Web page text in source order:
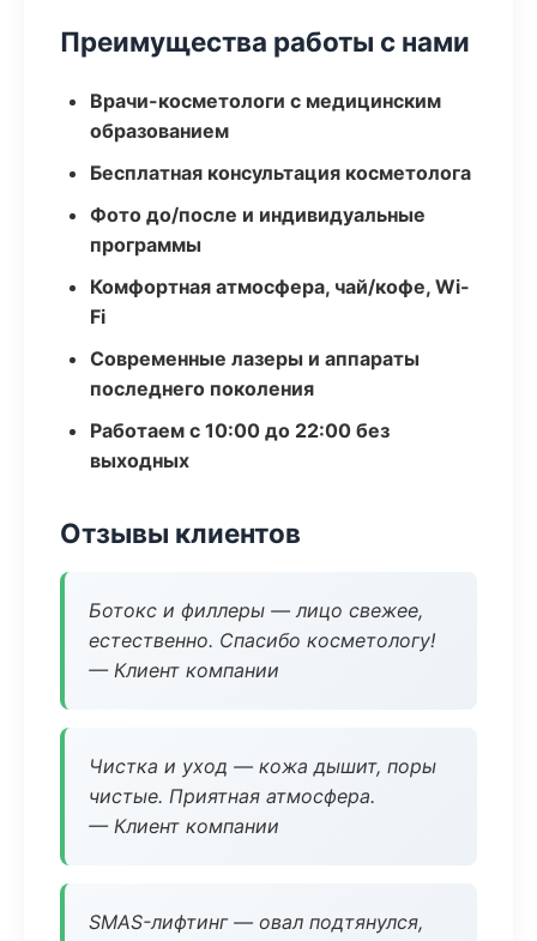
Преимущества работы с нами
Врачи-косметологи с медицинским
образованием
Бесплатная консультация косметолога
Фото до/после и индивидуальные
программы
Комфортная атмосфера, чай/кофе, Wi-
Fi
Современные лазеры и аппараты
последнего поколения
Работаем с 10:00 до 22:00 без
выходных
Отзывы клиентов
Ботокс и филлеры — лицо свежее,
естественно. Спасибо косметологу!
— Клиент компании
Чистка и уход — кожа дышит, поры
чистые. Приятная атмосфера.
— Клиент компании
SMAS-лифтинг — овал подтянулся,